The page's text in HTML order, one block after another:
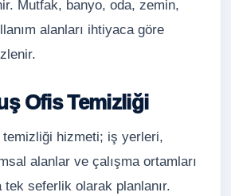
Mutfak, banyo, oda, zemin,
alanları ihtiyaca göre
Ofis Temizliği
temizliği hizmeti; iş yerleri,
alanlar ve çalışma ortamları
seferlik olarak planlanır.